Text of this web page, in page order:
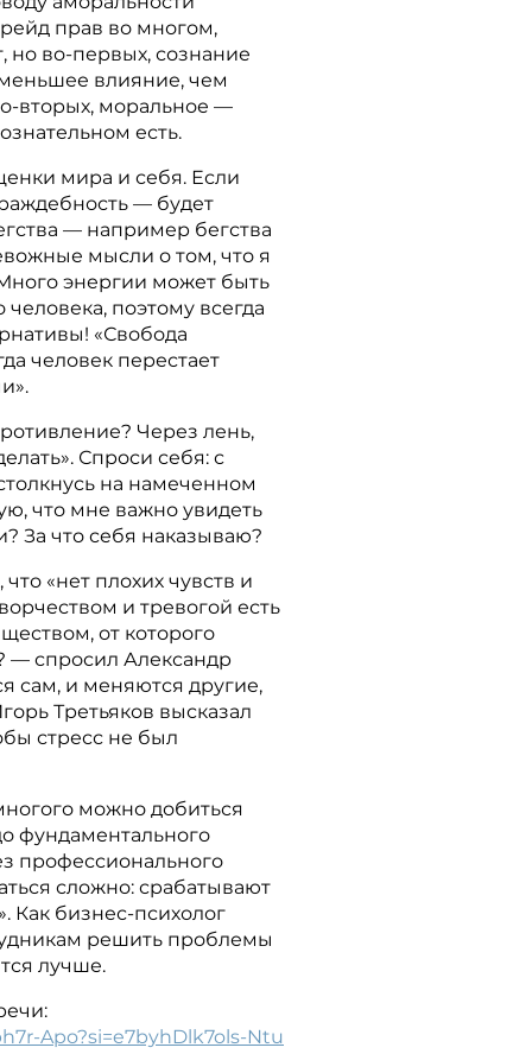
прав во многом,
но во-первых, сознание
влияние, чем
вторых, моральное —
есть.
мира и себя. Если
— будет
— например бегства
мысли о том, что я
энергии может быть
человека, поэтому всегда
«Свобода
человек перестает
Через лень,
Спроси себя: с
на намеченном
что мне важно увидеть
За что себя наказываю?
«нет плохих чувств и
и тревогой есть
от которого
— спросил Александр
сам, и меняются другие,
Третьяков высказал
стресс не был
можно добиться
фундаментального
профессионального
сложно: срабатывают
Как бизнес-психолог
решить проблемы
лучше.
Apo?si=e7byhDlk7ols-Ntu